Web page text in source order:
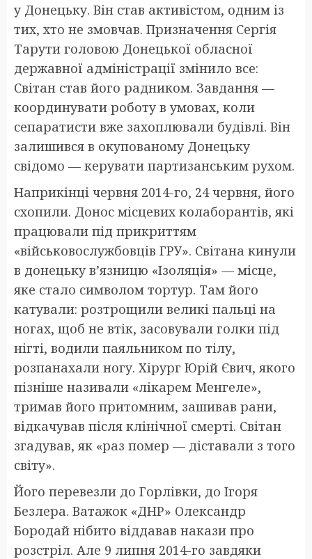
у Донецьку. Він став активістом, одним із
тих, хто не змовчав. Призначення Сергія
Тарути головою Донецької обласної
державної адміністрації змінило все:
Світан став його радником. Завдання —
координувати роботу в умовах, коли
сепаратисти вже захоплювали будівлі. Він
залишився в окупованому Донецьку
свідомо — керувати партизанським рухом.
Наприкінці червня 2014-го, 24 червня, його
схопили. Донос місцевих колаборантів, які
працювали під прикриттям
«військовослужбовців ГРУ». Світана кинули
в донецьку в’язницю «Ізоляція» — місце,
яке стало символом тортур. Там його
катували: розтрощили великі пальці на
ногах, щоб не втік, засовували голки під
нігті, водили паяльником по тілу,
розпанахали ногу. Хірург Юрій Євич, якого
пізніше називали «лікарем Менгеле»,
тримав його притомним, зашивав рани,
відкачував після клінічної смерті. Світан
згадував, як «раз помер — діставали з того
світу».
Його перевезли до Горлівки, до Ігоря
Безлера. Ватажок «ДНР» Олександр
Бородай нібито віддавав накази про
розстріл. Але 9 липня 2014-го завдяки